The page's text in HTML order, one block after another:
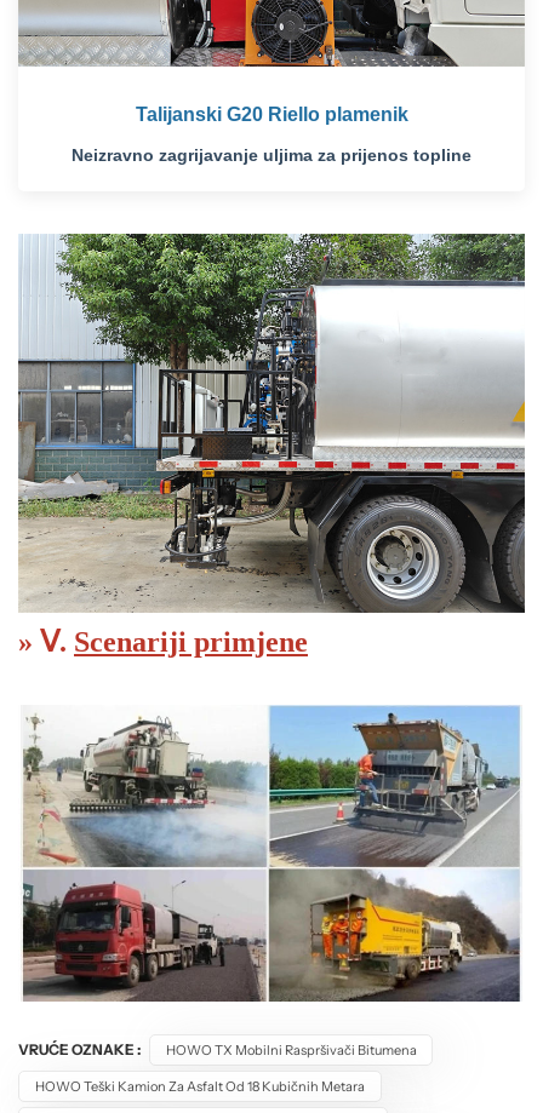
Talijanski G20 Riello plamenik
Neizravno zagrijavanje uljima za prijenos topline
» Ⅴ. Scenariji primjene
VRUĆE OZNAKE : HOWO TX Mobilni Raspršivači Bitumena
HOWO Teški Kamion Za Asfalt Od 18 Kubičnih Metara